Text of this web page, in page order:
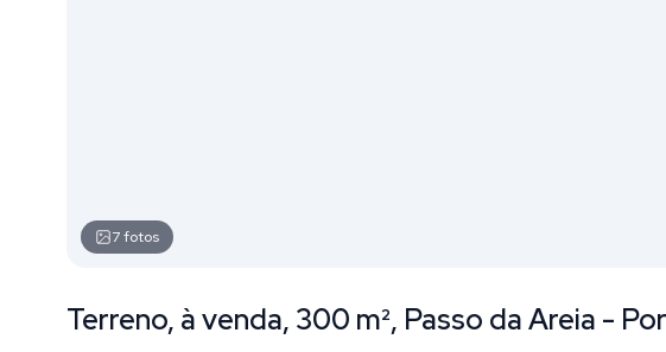
7fotos
Terreno, à venda, 300 m², Passo da Areia -